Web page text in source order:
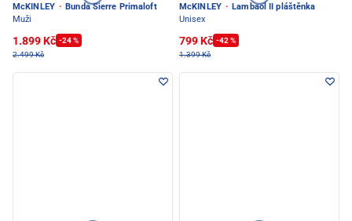
McKINLEY · Bunda Sierre Primaloft
Muži
1.899 Kč -24 %
2.499 Kč
McKINLEY · Lambaol II pláštěnka
Unisex
799 Kč -42 %
1.399 Kč